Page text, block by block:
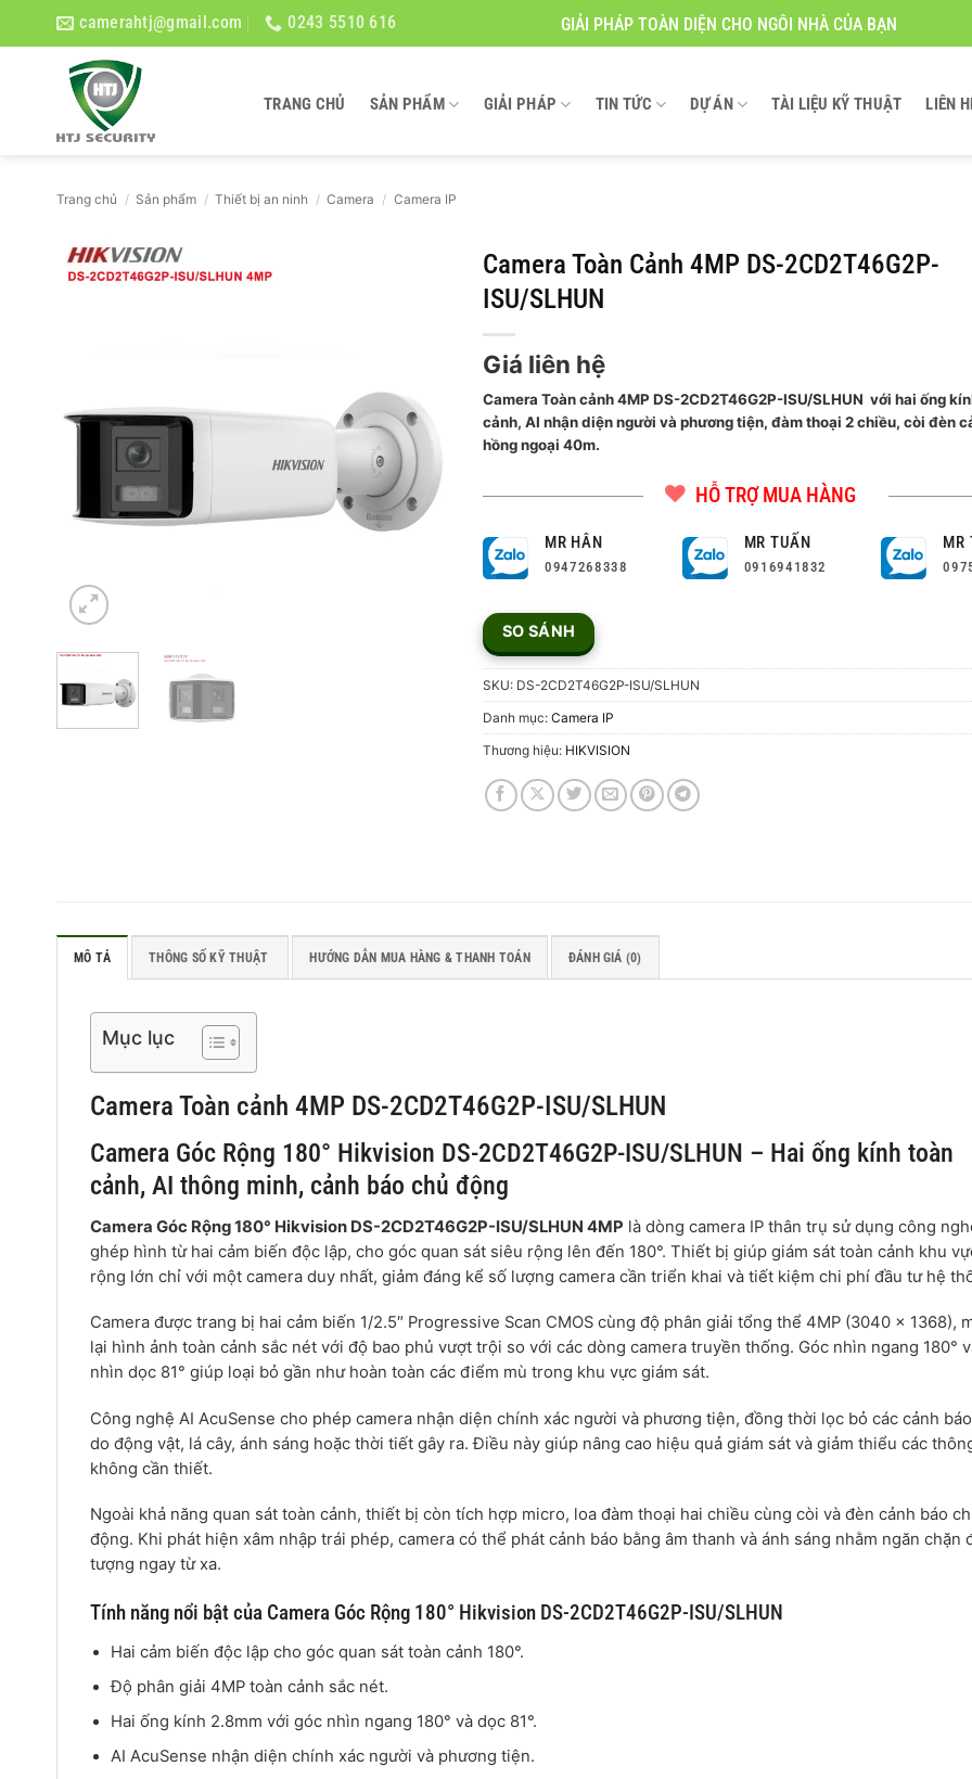
camerahtj@gmail.com 0243 5510 616 GIẢI PHÁP TOÀN DIỆN CHO NGÔI NHÀ CỦA BẠN
TRANG CHỦ SẢN PHẨM GIẢI PHÁP TIN TỨC DỰ ÁN TÀI LIỆU KỸ THUẬT LIÊN
Trang chủ / Sản phẩm / Thiết bị an ninh / Camera / Camera IP
Camera Toàn Cảnh 4MP DS-2CD2T46G2P-
ISU/SLHUN
Giá liên hệ
Camera Toàn cảnh 4MP DS-2CD2T46G2P-ISU/SLHUN với hai ống
cảnh, AI nhận diện người và phương tiện, đàm thoại 2 chiều, còi đèn
hồng ngoại 40m.
HỖ TRỢ MUA HÀNG
MR HÂN
0947268338
MR TUẤN
0916941832
MR
SO SÁNH
SKU: DS-2CD2T46G2P-ISU/SLHUN
Danh mục:Camera IP
Thương hiệu: HIKVISION
MÔ TẢ THÔNG SỐ KỸ THUẬT HƯỚNG DẪN MUA HÀNG & THANH TOÁN ĐÁNH GIÁ (0)
Mục lục
Camera Toàn cảnh 4MP DS-2CD2T46G2P-ISU/SLHUN
Camera Góc Rộng 180° Hikvision DS-2CD2T46G2P-ISU/SLHUN – Hai ống kính toàn
cảnh, AI thông minh, cảnh báo chủ động
Camera Góc Rộng 180° Hikvision DS-2CD2T46G2P-ISU/SLHUN 4MP là dòng camera IP thân trụ sử dụng công
ghép hình từ hai cảm biến độc lập, cho góc quan sát siêu rộng lên đến 180°. Thiết bị giúp giám sát toàn cảnh khu
rộng lớn chỉ với một camera duy nhất, giảm đáng kể số lượng camera cần triển khai và tiết kiệm chi phí đầu tư hệ
Camera được trang bị hai cảm biến 1/2.5″ Progressive Scan CMOS cùng độ phân giải tổng thể 4MP (3040 × 1368),
lại hình ảnh toàn cảnh sắc nét với độ bao phủ vượt trội so với các dòng camera truyền thống. Góc nhìn ngang 180°
nhìn dọc 81° giúp loại bỏ gần như hoàn toàn các điểm mù trong khu vực giám sát.
Công nghệ AI AcuSense cho phép camera nhận diện chính xác người và phương tiện, đồng thời lọc bỏ các cảnh
do động vật, lá cây, ánh sáng hoặc thời tiết gây ra. Điều này giúp nâng cao hiệu quả giám sát và giảm thiểu các
không cần thiết.
Ngoài khả năng quan sát toàn cảnh, thiết bị còn tích hợp micro, loa đàm thoại hai chiều cùng còi và đèn cảnh báo
động. Khi phát hiện xâm nhập trái phép, camera có thể phát cảnh báo bằng âm thanh và ánh sáng nhằm ngăn chặn
tượng ngay từ xa.
Tính năng nổi bật của Camera Góc Rộng 180° Hikvision DS-2CD2T46G2P-ISU/SLHUN
Hai cảm biến độc lập cho góc quan sát toàn cảnh 180°.
Độ phân giải 4MP toàn cảnh sắc nét.
Hai ống kính 2.8mm với góc nhìn ngang 180° và dọc 81°.
AI AcuSense nhận diện chính xác người và phương tiện.